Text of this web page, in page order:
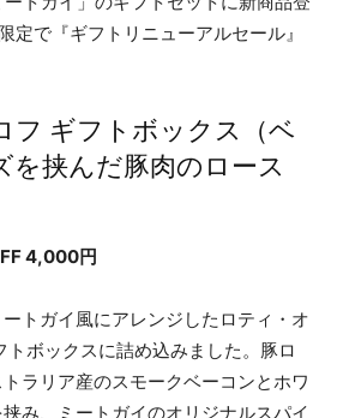
フ ギフトボックス（ベ
を挟んだ豚肉のロース
4,000円
トガイ風にアレンジしたロティ・オ
トボックスに詰め込みました。豚ロ
ラリア産のスモークベーコンとホワ
み、ミートガイのオリジナルスパイ